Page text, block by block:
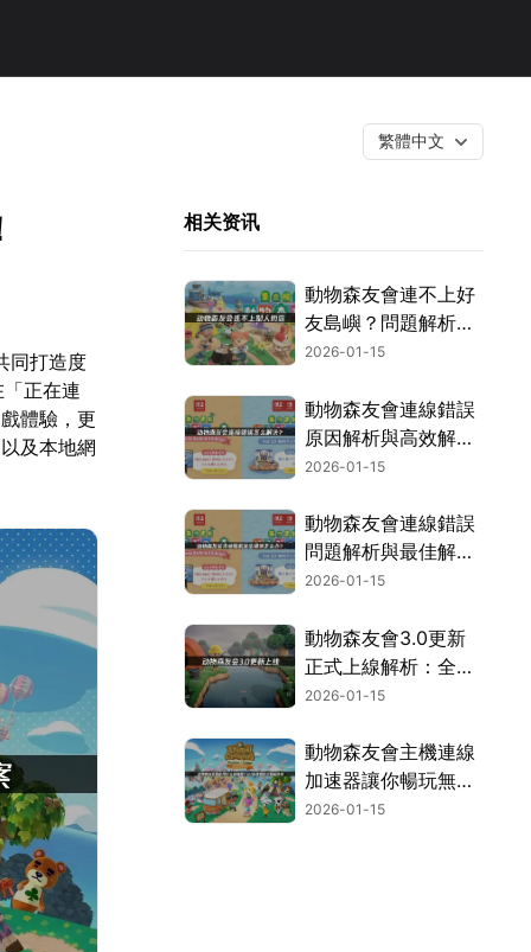
繁體中文
同打造度
正在連
體驗，更
及本地網
相关资讯
動物森友會連不上好
友島嶼？問題解析與
UU加速器解決方案
2026-01-15
動物森友會連線錯誤
原因解析與高效解決
方案大公開！
2026-01-15
動物森友會連線錯誤
問題解析與最佳解決
方案！
2026-01-15
動物森友會3.0更新
正式上線解析：全新
玩法與連線網路優化
2026-01-15
動物森友會主機連線
加速器讓你暢玩無
阻！
2026-01-15